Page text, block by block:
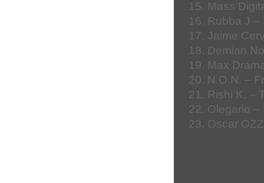
15. Mass
16. Rubba J –
17. Jaime
18. Demian
19. Max
20. N.O.N. –
21. Rishi K. –
22. Olegario
23. Oscar